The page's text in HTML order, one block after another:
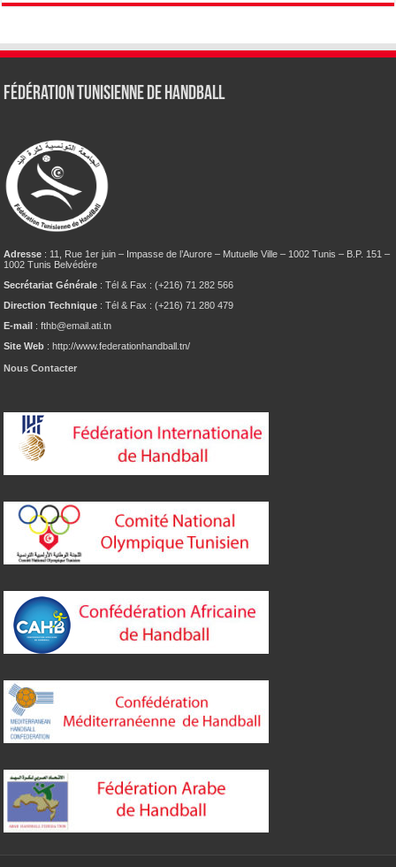
Fédération tunisienne de Handball
Adresse : 11, Rue 1er juin – Impasse de l’Aurore – Mutuelle Ville – 1002 Tunis – B.P. 151 –
1002 Tunis Belvédère
Secrétariat Générale : Tél & Fax : (+216) 71 282 566
Direction Technique : Tél & Fax : (+216) 71 280 479
E-mail : fthb@email.ati.tn
Site Web : http://www.federationhandball.tn/
Nous Contacter